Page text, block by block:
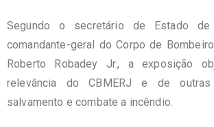
Segundo o secretário de Estado
comandante-geral do Corpo de
Roberto Robadey Jr., a exposição
relevância do CBMERJ e de
salvamento e combate a incêndio.